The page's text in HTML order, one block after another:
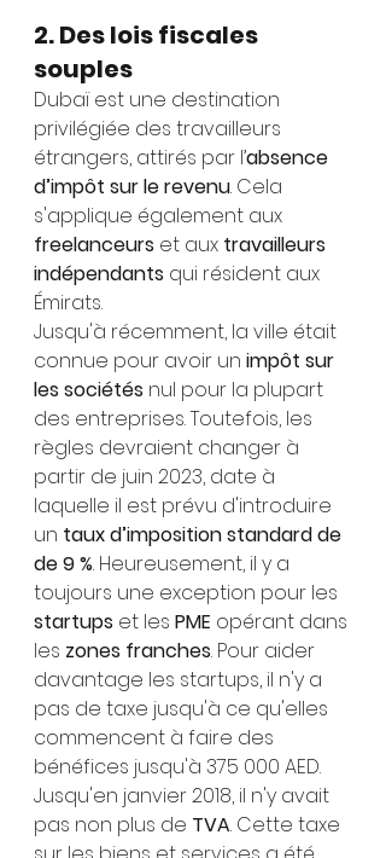
2. Des lois fiscales
souples
Dubaï est une destination
privilégiée des travailleurs
étrangers, attirés par l’absence
d’impôt sur le revenu. Cela
s'applique également aux
freelanceurs et aux travailleurs
indépendants qui résident aux
Émirats.
Jusqu'à récemment, la ville était
connue pour avoir un impôt sur
les sociétés nul pour la plupart
des entreprises. Toutefois, les
règles devraient changer à
partir de juin 2023, date à
laquelle il est prévu d'introduire
un taux d’imposition standard de
de 9 %. Heureusement, il y a
toujours une exception pour les
startups et les PME opérant dans
les zones franches. Pour aider
davantage les startups, il n'y a
pas de taxe jusqu'à ce qu'elles
commencent à faire des
bénéfices jusqu'à 375 000 AED.
Jusqu'en janvier 2018, il n'y avait
pas non plus de TVA. Cette taxe